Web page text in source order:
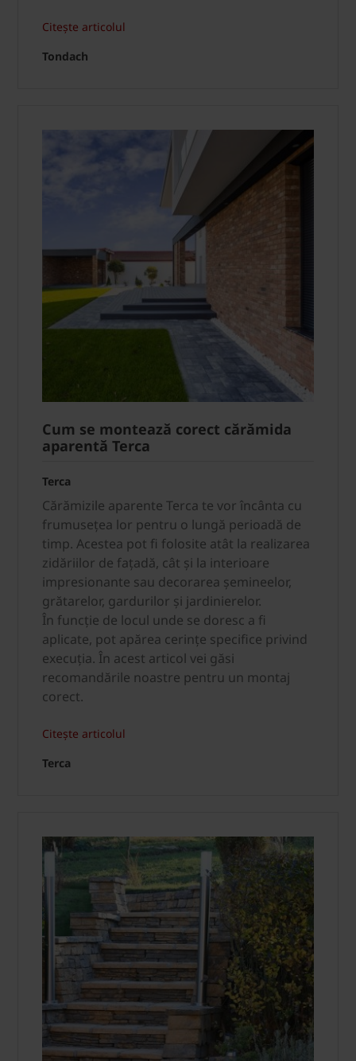
Citește articolul
Tondach
Cum se montează corect cărămida
aparentă Terca
Terca
Cărămizile aparente Terca te vor încânta cu
frumusețea lor pentru o lungă perioadă de
timp. Acestea pot fi folosite atât la realizarea
zidăriilor de fațadă, cât și la interioare
impresionante sau decorarea șemineelor,
grătarelor, gardurilor și jardinierelor.
În funcție de locul unde se doresc a fi
aplicate, pot apărea cerințe specifice privind
execuția. În acest articol vei găsi
recomandările noastre pentru un montaj
corect.
Citește articolul
Terca